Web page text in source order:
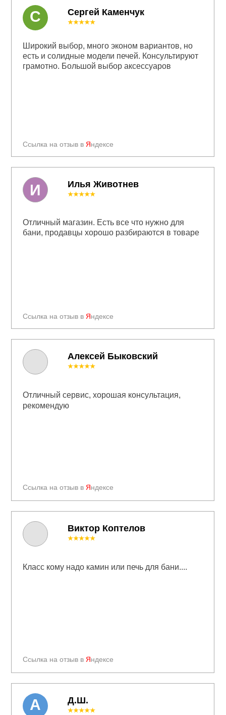
Сергей Каменчук
Ссылка на отзыв в Яндексе
★★★★★
Широкий выбор, много эконом вариантов, но
есть и солидные модели печей. Консультируют
грамотно. Большой выбор аксессуаров
С
Илья Животнев
Ссылка на отзыв в Яндексе
★★★★★
Отличный магазин. Есть все что нужно для
бани, продавцы хорошо разбираются в товаре
И
Алексей Быковский
Ссылка на отзыв в Яндексе
★★★★★
Отличный сервис, хорошая консультация,
рекомендую
Ссылка на отзыв в Яндексе
★★★★★
Класс кому надо камин или печь для бани....
Д.Ш.
★★★★★
А
Виктор Коптелов